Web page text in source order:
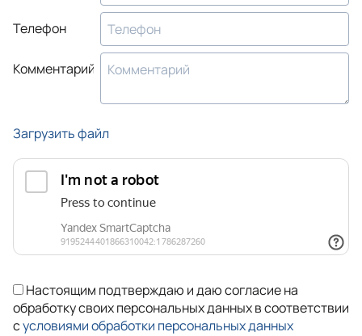
Телефон
Комментарий
Загрузить файл
Настоящим подтверждаю и даю согласие на
обработку своих персональных данных в соответствии
сусловиями обработки персональных данных